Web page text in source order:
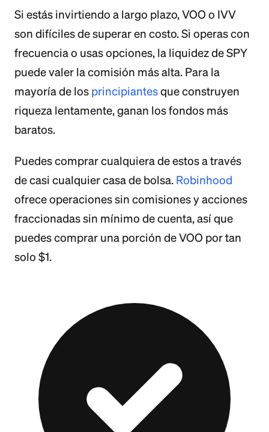
Si estás invirtiendo a largo plazo, VOO o IVV
son difíciles de superar en costo. Si operas con
frecuencia o usas opciones, la liquidez de SPY
puede valer la comisión más alta. Para la
mayoría de los principiantesque construyen
riqueza lentamente, ganan los fondos más
baratos.
Puedes comprar cualquiera de estos a través
de casi cualquier casa de bolsa. Robinhood
ofrece operaciones sin comisiones y acciones
fraccionadas sin mínimo de cuenta, así que
puedes comprar una porción de VOO por tan
solo $1.